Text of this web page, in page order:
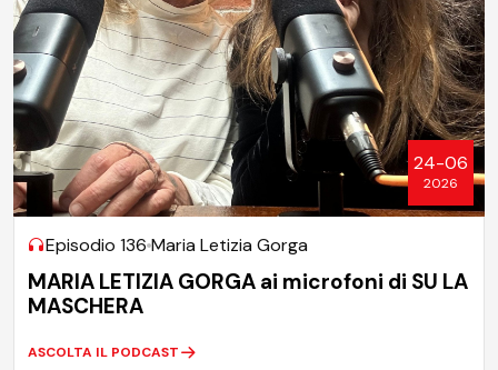
24-06
2026
Episodio 136 Maria Letizia Gorga
MARIA LETIZIA GORGA ai microfoni di SU LA
MASCHERA
ASCOLTA IL PODCAST